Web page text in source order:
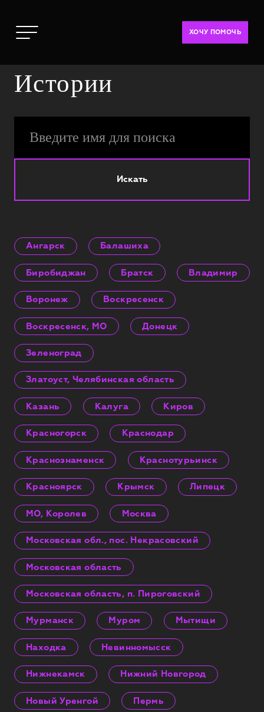
ХОЧУ ПОМОЧЬ
Истории
Искать
Ангарск Балашиха
Биробиджан Братск Владимир
Воронеж Воскресенск
Воскресенск, МО Донецк
Зеленоград
Златоуст, Челябинская область
Казань Калуга Киров
Красногорск Краснодар
Краснознаменск Краснотурьинск
Красноярск Крымск Липецк
МО, Королев Москва
Московская обл., пос. Некрасовский
Московская область
Московская область, п. Пироговский
Мурманск Муром Мытищи
Находка Невинномысск
Нижнекамск Нижний Новгород
Новый Уренгой Пермь